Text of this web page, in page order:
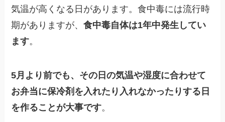
気温が高くなる日があります。食中毒には流行時
期がありますが、食中毒自体は1年中発生してい
ます。
5月より前でも、その日の気温や湿度に合わせて
お弁当に保冷剤を入れたり入れなかったりする日
を作ることが大事です。